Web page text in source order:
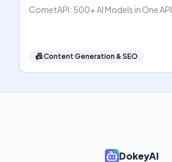
CometAPI: 500+ AI Models in One API
📠Content Generation & SEO
DokeyAI